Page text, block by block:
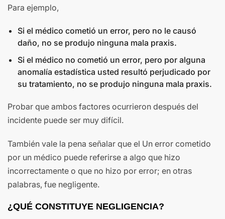
Para ejemplo,
Si el médico cometió un error, pero no le causó
daño, no se produjo ninguna mala praxis.
Si el médico no cometió un error, pero por alguna
anomalía estadística usted resultó perjudicado por
su tratamiento, no se produjo ninguna mala praxis.
Probar que ambos factores ocurrieron después del
incidente puede ser muy difícil.
También vale la pena señalar que el Un error cometido
por un médico puede referirse a algo que hizo
incorrectamente o que no hizo por error; en otras
palabras, fue negligente.
¿QUÉ CONSTITUYE NEGLIGENCIA?